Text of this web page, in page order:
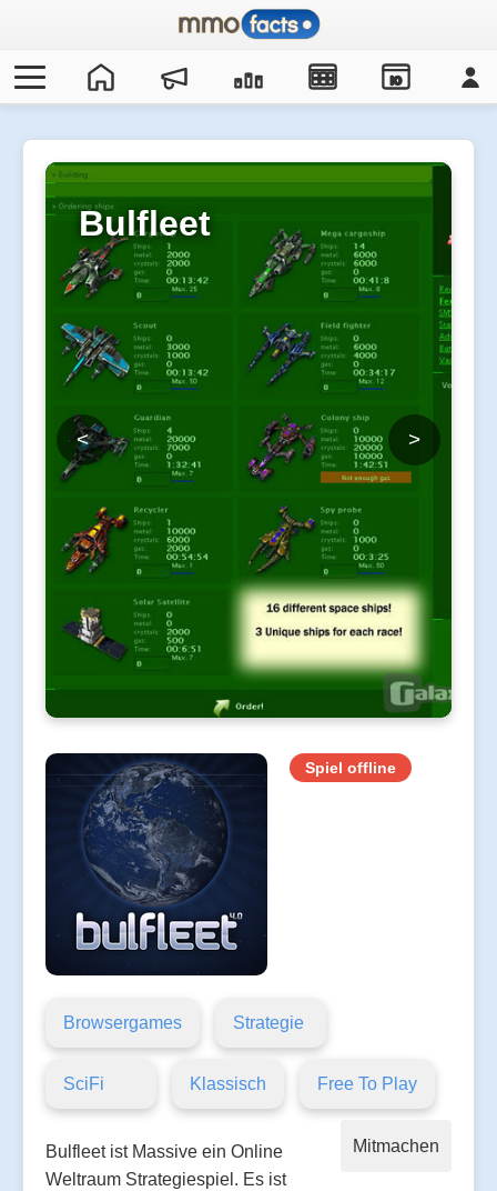
IO
Bulfleet
< >
Spiel offline
Browsergames Strategie
SciFi Klassisch Free To Play
Mitmachen
Bulfleet ist Massive ein Online
Weltraum Strategiespiel. Es ist